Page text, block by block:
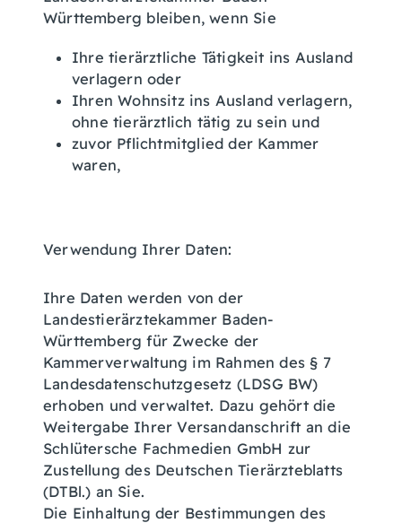
Württemberg bleiben, wenn Sie
Ihre tierärztliche Tätigkeit ins Ausland
verlagern oder
Ihren Wohnsitz ins Ausland verlagern,
ohne tierärztlich tätig zu sein und
zuvor Pflichtmitglied der Kammer
waren,
Verwendung Ihrer Daten:
Ihre Daten werden von der
Landestierärztekammer Baden-
Württemberg für Zwecke der
Kammerverwaltung im Rahmen des § 7
Landesdatenschutzgesetz (LDSG BW)
erhoben und verwaltet. Dazu gehört die
Weitergabe Ihrer Versandanschrift an die
Schlütersche Fachmedien GmbH zur
Zustellung des Deutschen Tierärzteblatts
(DTBl.) an Sie.
Die Einhaltung der Bestimmungen des